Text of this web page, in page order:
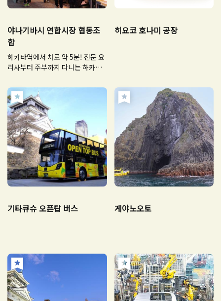
야나기바시 연합시장 협동조
합
하카타역에서 차로 약 5분! 전문 요
리사부터 주부까지 다니는 하카타
히요코 호나미 공장
기타큐슈 오픈탑 버스 게야노오토